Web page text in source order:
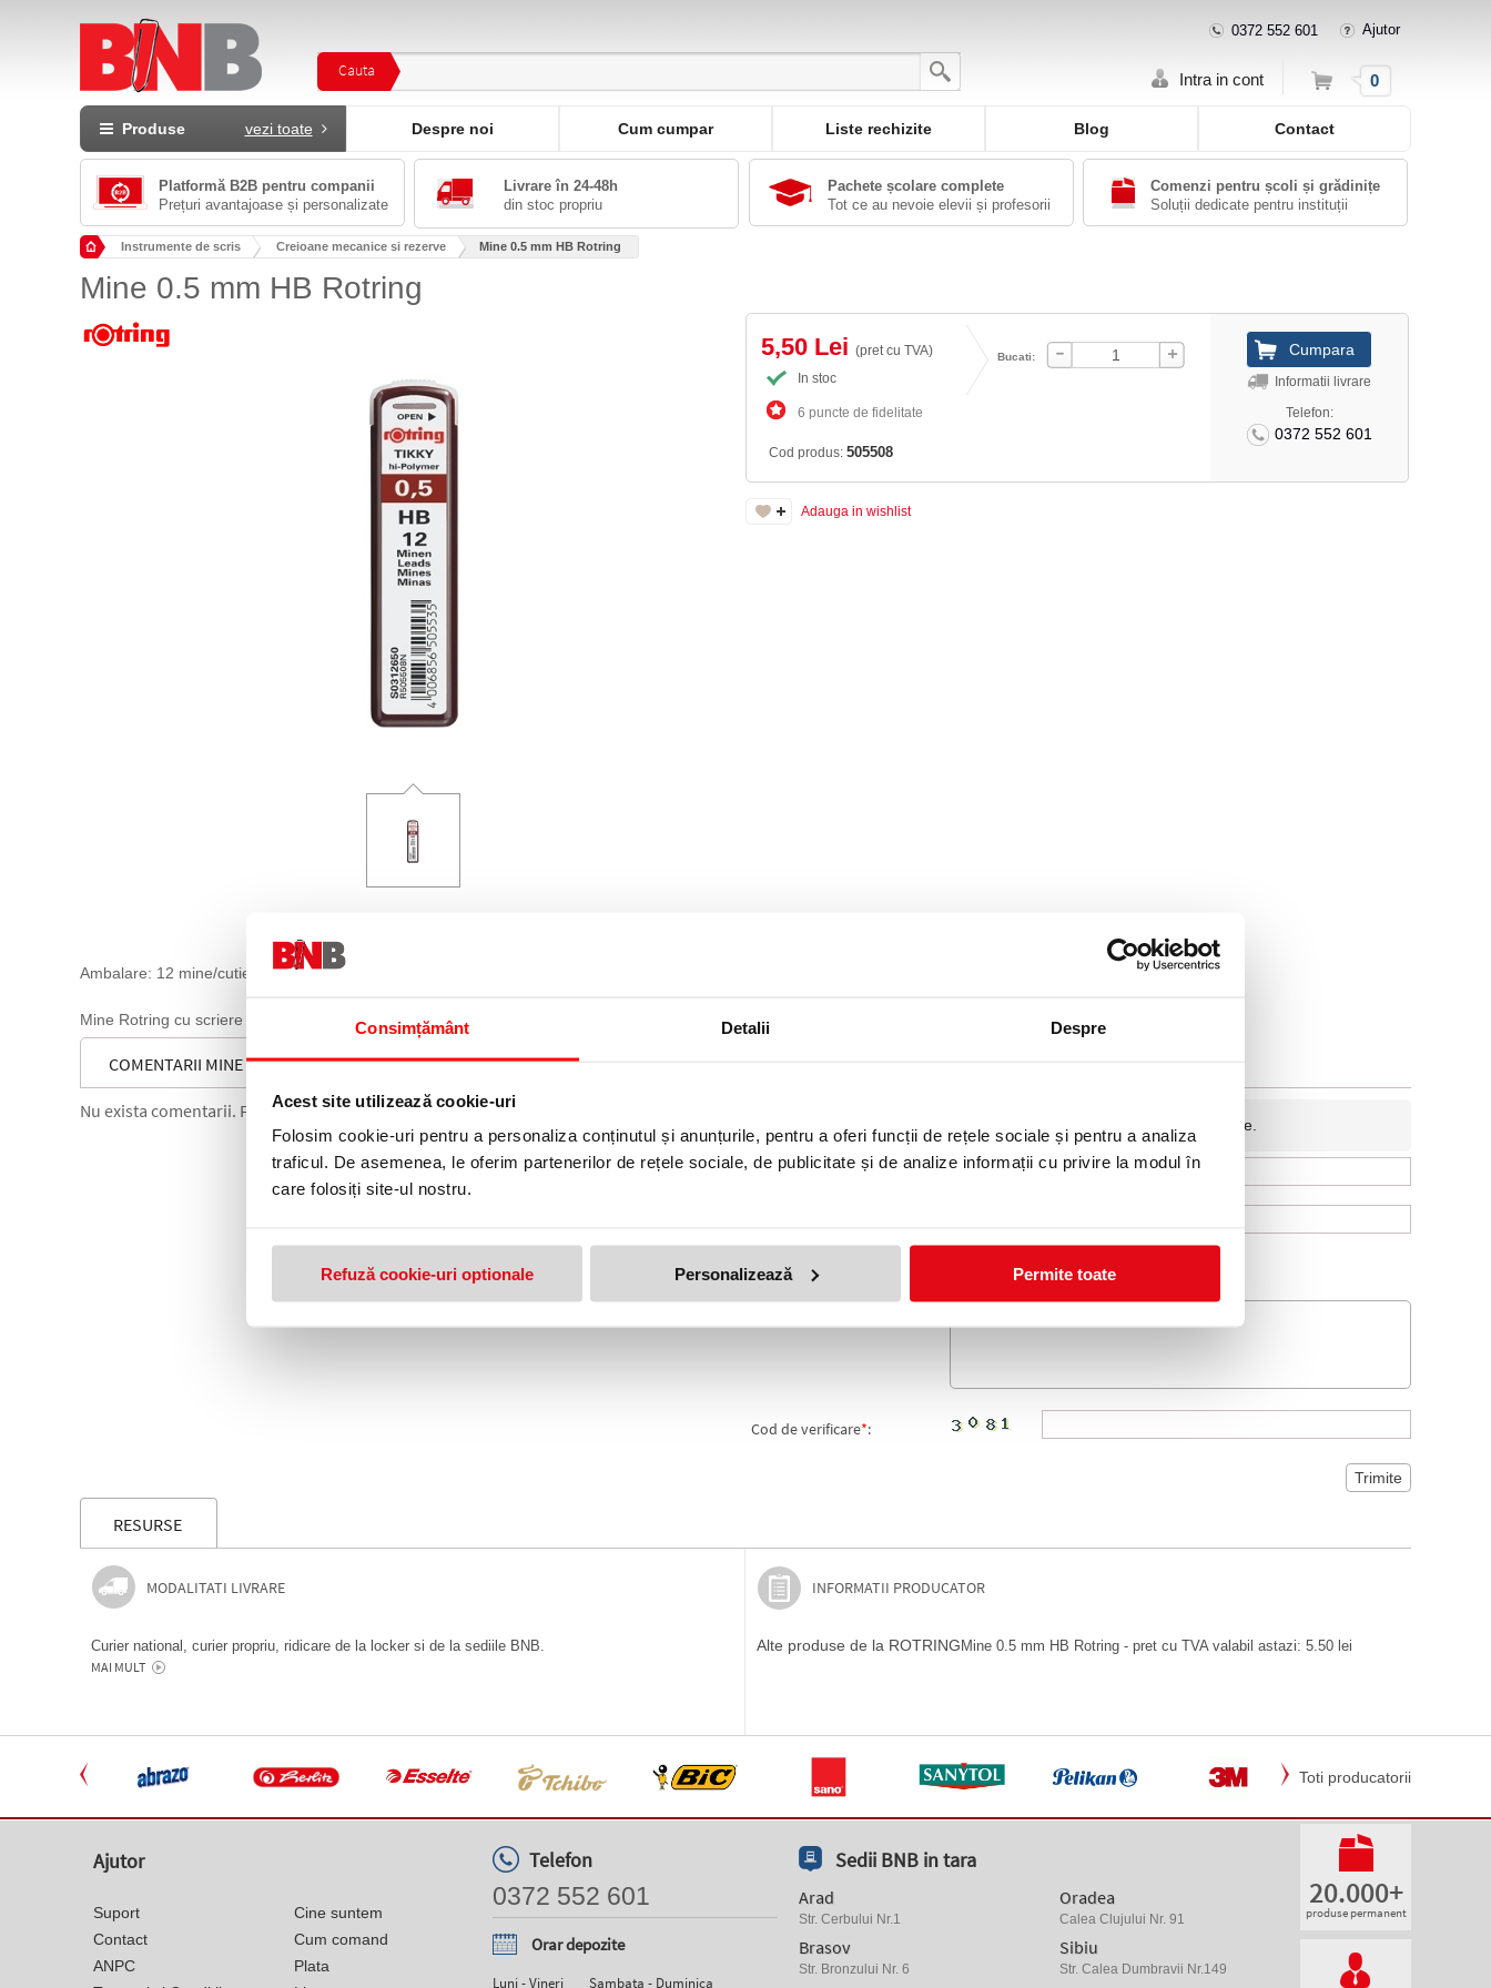
Consimțământ Detalii Despre
Acest site utilizează cookie-uri
Folosim cookie-uri pentru a personaliza conținutul și anunțurile, pentru a oferi funcții de rețele sociale și pentru a analiza
traficul. De asemenea, le oferim partenerilor de rețele sociale, de publicitate și de analize informații cu privire la modul în
care folosiți site-ul nostru.
Refuză cookie-uri optionale Personalizează Permite toate
Cauta
0372 552 601 Ajutor
Intra in cont Cos 0
Produse vezi toate Despre noi Cum cumpar Liste rechizite Blog Contact
Platformă B2B pentru companii
Prețuri avantajoase și personalizate
Livrare în 24-48h
din stoc propriu
Pachete școlare complete
Tot ce au nevoie elevii și profesorii
Comenzi pentru școli și grădinițe
Soluții dedicate pentru instituții
Instrumente de scris Creioane mecanice si rezerve Mine 0.5 mm HB Rotring
Mine 0.5 mm HB Rotring
5,50 Lei (pret cu TVA)
In stoc
6 puncte de fidelitate
Bucati:
Cod produs: 505508
Informatii livrare
Telefon:
0372 552 601
Adauga in wishlist
Ambalare: 12 mine/cutie.
Mine Rotring cu scriere foarte fina, pentru creioane mecanice. Sunt compatiblie cu orice creion mecanic.
COMENTARII MINE 0.5 MM HB ROTRING
Nu exista comentarii. Fii primul care comenteaza acest produs!
Adresa de e-mail ramane confidentiala si nu va fi afisata pe site.
Nume
Nota
Cod de verificare*:
RESURSE
MODALITATI LIVRARE
Curier national, curier propriu, ridicare de la locker si de la sediile BNB.
MAI MULT
INFORMATII PRODUCATOR
Alte produse de la ROTRING Mine 0.5 mm HB Rotring - pret cu TVA valabil astazi: 5.50 lei
Toti producatorii
Ajutor
Suport
Contact
ANPC
Cine suntem
Cum comand
Plata
Telefon
0372 552 601
Orar depozite
Luni - Vineri Sambata - Duminica
Sedii BNB in tara
Arad
Str. Cerbului Nr.1
Brasov
Str. Bronzului Nr. 6
Oradea
Calea Clujului Nr. 91
Sibiu
Str. Calea Dumbravii Nr.149
20.000+
produse permanent